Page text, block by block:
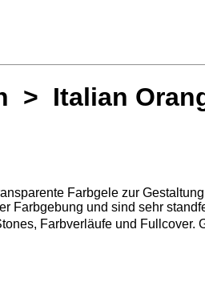
> Italian
Farbgele zur
Farbgebung und sind sehr
Farbverläufe und